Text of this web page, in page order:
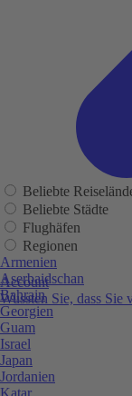
Account
Wussten Sie, dass Sie
Beliebte
Beliebte Städte
Flughäfen
Regionen
Armenien
Aserbaidschan
Bahrain
Georgien
Guam
Israel
Japan
Jordanien
Katar